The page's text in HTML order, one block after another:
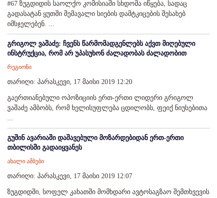
#67 ზუგდიდის საოლქო კომისიაში სხდომა იწყება, სადაც
გადასატან ყუთში შემავალი სიების დამტკიცების შესახებ
იმსჯელებენ. ...
გრიგოლ ვაშაძე: ჩვენს წარმომადგენლებს აქვთ მიღებული
ინსტრუქცია, რომ არ უპასუხონ ძალადობას ძალადობით
რეგიონი
თარიღი: პარასკევი, 17 მაისი 2019 12:20
გაერთიანებული ოპოზიციის ერთ-ერთი ლიდერი გრიგოლ
ვაშაძე ამბობს, რომ ხელისუფლება ცდილობს, ფეიქ ნიუსებითა
...
გუშინ ავარიაში დაშავებული მოზარდებიდან ერთ-ერთი
თბილისში გადაიყვანეს
ახალი ამბები
თარიღი: პარასკევი, 17 მაისი 2019 12:07
ზუგდიდში, სოფელ კახათში მომხდარი ავტოსაგზაო შემთხვევის